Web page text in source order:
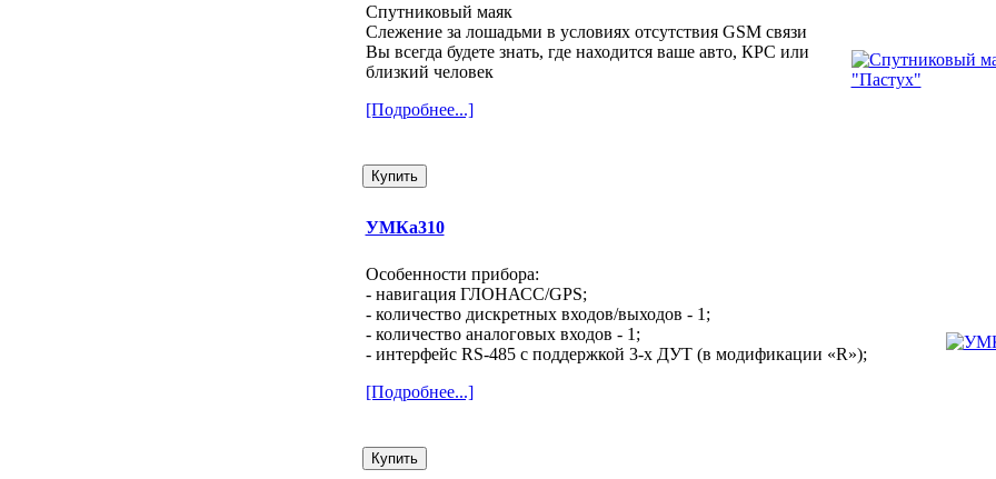
Спутниковый маяк
Слежение за лошадьми в условиях отсутствия GSM связи
Вы всегда будете знать, где находится ваше авто, КРС или
близкий человек
[Подробнее...]
УМКа310
Особенности прибора:
- навигация ГЛОНАСС/GPS;
- количество дискретных входов/выходов - 1;
- количество аналоговых входов - 1;
- интерфейс RS-485 с поддержкой 3-х ДУТ (в модификации «R»);
[Подробнее...]